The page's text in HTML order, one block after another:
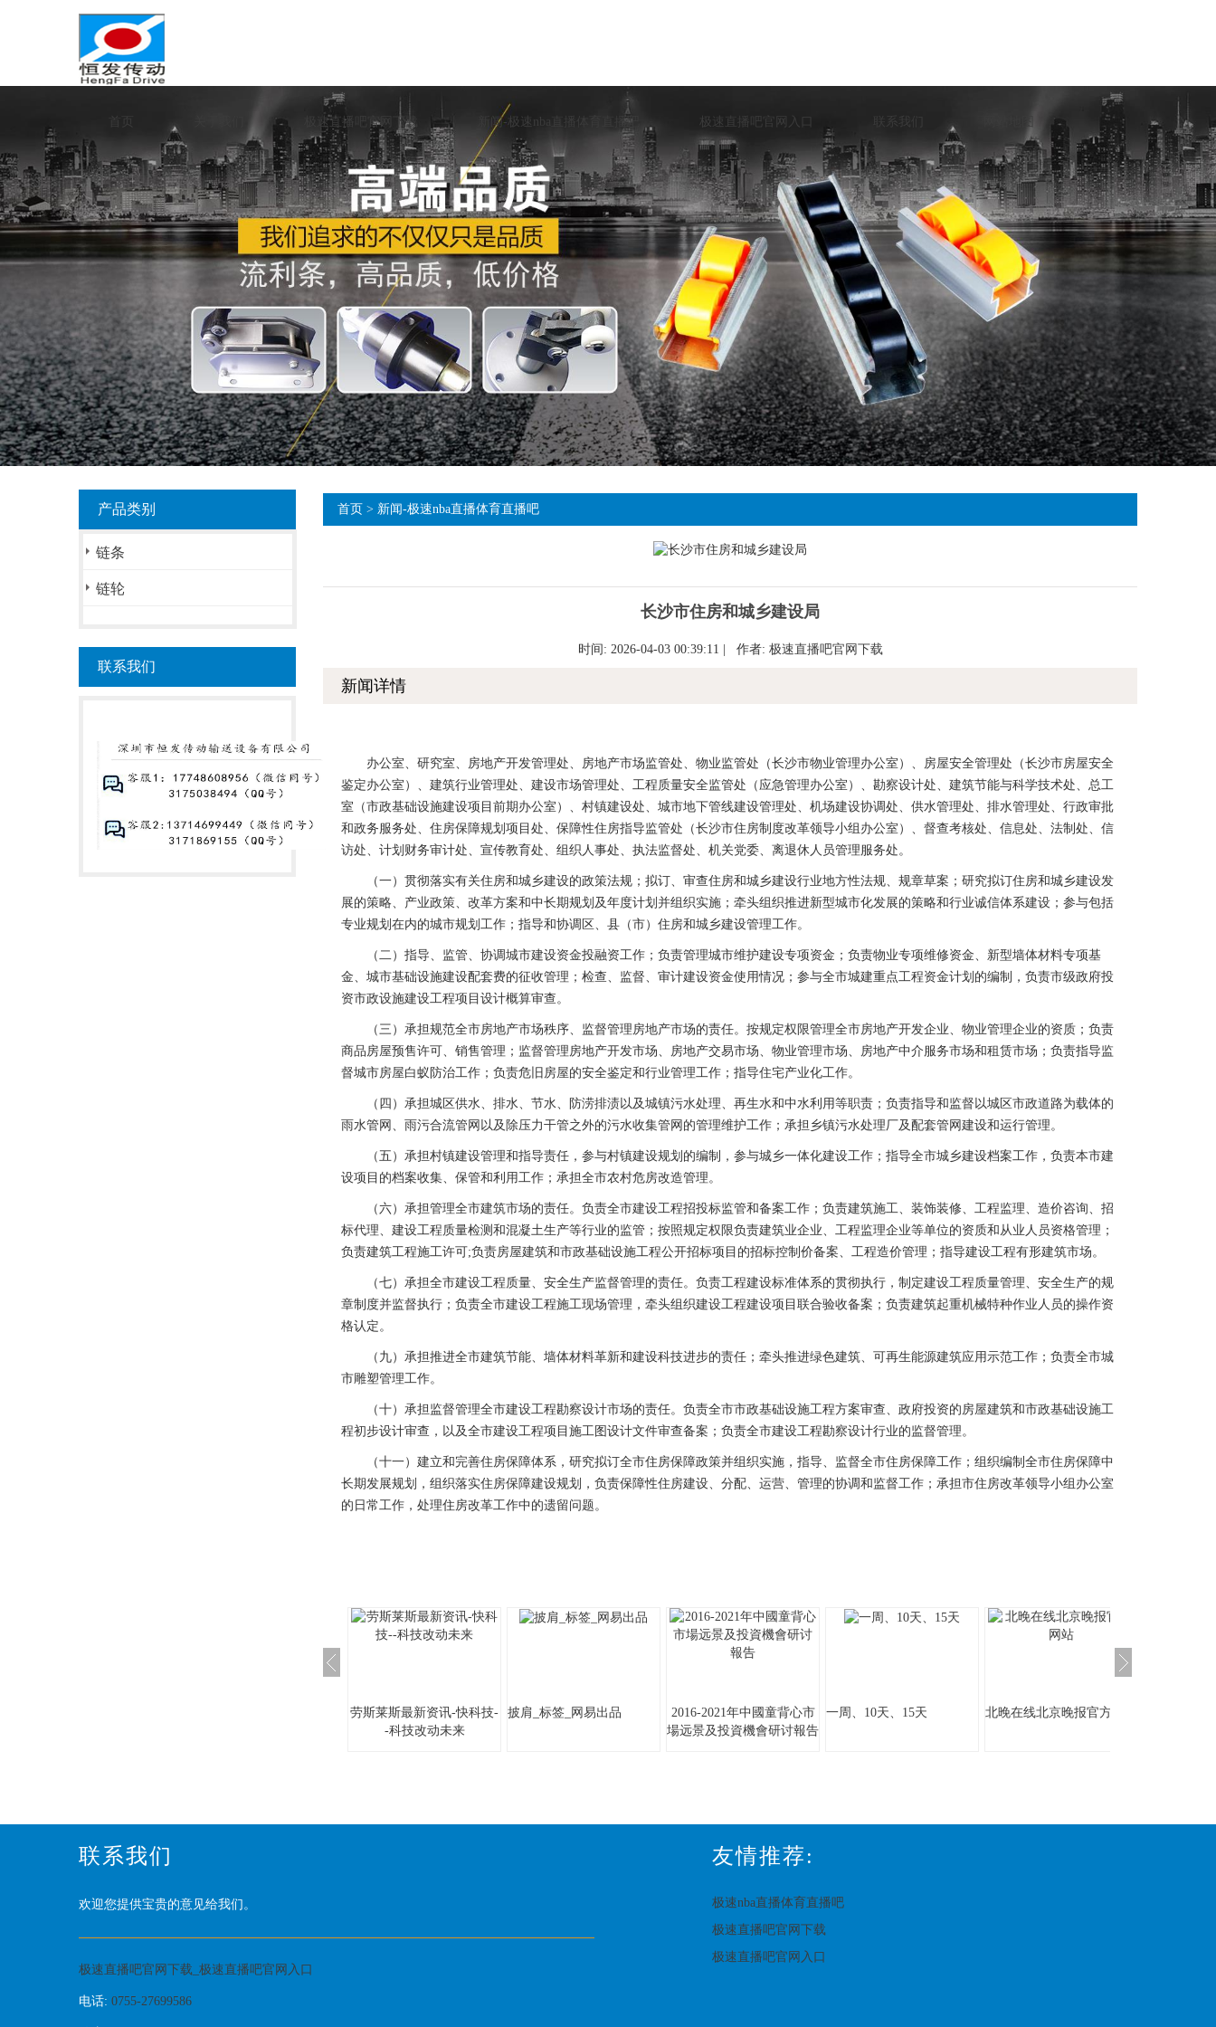
极速直播吧官网下载 新闻-极速nba直播体育直播吧 极速直播吧官网入口 网站地图
产品类别
链条
链轮
联系我们
首页 > 新闻-极速nba直播体育直播吧
长沙市住房和城乡建设局
时间: 2026-04-03 00:39:11 | 作者: 极速直播吧官网下载
新闻详情
办公室、研究室、房地产开发管理处、房地产市场监管处、物业监管处（长沙市物业管理办公室）、房屋安全管理处（长沙市房屋安全
鉴定办公室）、建筑行业管理处、建设市场管理处、工程质量安全监管处（应急管理办公室）、勘察设计处、建筑节能与科学技术处、总工
室（市政基础设施建设项目前期办公室）、村镇建设处、城市地下管线建设管理处、机场建设协调处、供水管理处、排水管理处、行政审批
和政务服务处、住房保障规划项目处、保障性住房指导监管处（长沙市住房制度改革领导小组办公室）、督查考核处、信息处、法制处、信
访处、计划财务审计处、宣传教育处、组织人事处、执法监督处、机关党委、离退休人员管理服务处。
（一）贯彻落实有关住房和城乡建设的政策法规；拟订、审查住房和城乡建设行业地方性法规、规章草案；研究拟订住房和城乡建设发
展的策略、产业政策、改革方案和中长期规划及年度计划并组织实施；牵头组织推进新型城市化发展的策略和行业诚信体系建设；参与包括
专业规划在内的城市规划工作；指导和协调区、县（市）住房和城乡建设管理工作。
（二）指导、监管、协调城市建设资金投融资工作；负责管理城市维护建设专项资金；负责物业专项维修资金、新型墙体材料专项基
金、城市基础设施建设配套费的征收管理；检查、监督、审计建设资金使用情况；参与全市城建重点工程资金计划的编制，负责市级政府投
资市政设施建设工程项目设计概算审查。
（三）承担规范全市房地产市场秩序、监督管理房地产市场的责任。按规定权限管理全市房地产开发企业、物业管理企业的资质；负责
商品房屋预售许可、销售管理；监督管理房地产开发市场、房地产交易市场、物业管理市场、房地产中介服务市场和租赁市场；负责指导监
督城市房屋白蚁防治工作；负责危旧房屋的安全鉴定和行业管理工作；指导住宅产业化工作。
（四）承担城区供水、排水、节水、防涝排渍以及城镇污水处理、再生水和中水利用等职责；负责指导和监督以城区市政道路为载体的
雨水管网、雨污合流管网以及除压力干管之外的污水收集管网的管理维护工作；承担乡镇污水处理厂及配套管网建设和运行管理。
（五）承担村镇建设管理和指导责任，参与村镇建设规划的编制，参与城乡一体化建设工作；指导全市城乡建设档案工作，负责本市建
设项目的档案收集、保管和利用工作；承担全市农村危房改造管理。
（六）承担管理全市建筑市场的责任。负责全市建设工程招投标监管和备案工作；负责建筑施工、装饰装修、工程监理、造价咨询、招
标代理、建设工程质量检测和混凝土生产等行业的监管；按照规定权限负责建筑业企业、工程监理企业等单位的资质和从业人员资格管理；
负责建筑工程施工许可;负责房屋建筑和市政基础设施工程公开招标项目的招标控制价备案、工程造价管理；指导建设工程有形建筑市场。
（七）承担全市建设工程质量、安全生产监督管理的责任。负责工程建设标准体系的贯彻执行，制定建设工程质量管理、安全生产的规
章制度并监督执行；负责全市建设工程施工现场管理，牵头组织建设工程建设项目联合验收备案；负责建筑起重机械特种作业人员的操作资
格认定。
（九）承担推进全市建筑节能、墙体材料革新和建设科技进步的责任；牵头推进绿色建筑、可再生能源建筑应用示范工作；负责全市城
市雕塑管理工作。
（十）承担监督管理全市建设工程勘察设计市场的责任。负责全市市政基础设施工程方案审查、政府投资的房屋建筑和市政基础设施工
程初步设计审查，以及全市建设工程项目施工图设计文件审查备案；负责全市建设工程勘察设计行业的监督管理。
（十一）建立和完善住房保障体系，研究拟订全市住房保障政策并组织实施，指导、监督全市住房保障工作；组织编制全市住房保障中
长期发展规划，组织落实住房保障建设规划，负责保障性住房建设、分配、运营、管理的协调和监督工作；承担市住房改革领导小组办公室
的日常工作，处理住房改革工作中的遗留问题。
劳斯莱斯最新资讯-快科技-
-科技改动未来
披肩_标签_网易出品
2016-2021年中國童背心市
場远景及投資機會研讨報告
一周、10天、15天 北晚在线北京晚报官方网站
联系我们
欢迎您提供宝贵的意见给我们。
极速直播吧官网下载_极速直播吧官网入口
电话: 0755-27699586
友情推荐:
极速nba直播体育直播吧
极速直播吧官网下载
极速直播吧官网入口